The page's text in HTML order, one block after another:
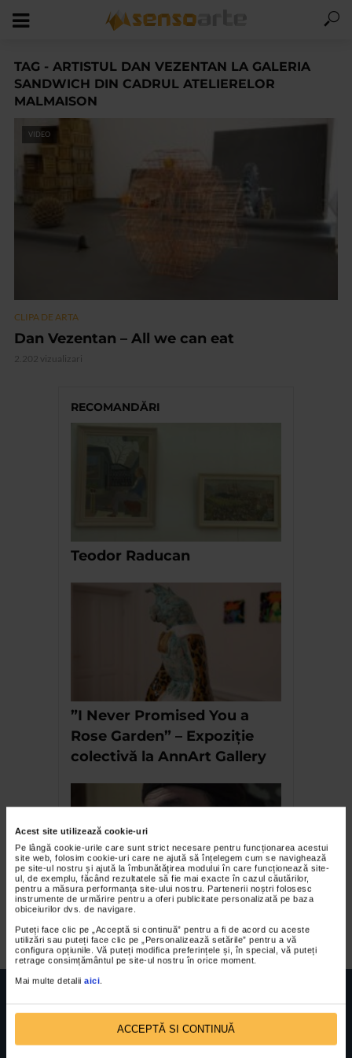
Acest site utilizează cookie-uri
Pe lângă cookie-urile care sunt strict necesare pentru funcționarea acestui
site web, folosim cookie-uri care ne ajută să înțelegem cum se navighează
pe site-ul nostru și ajută la îmbunătățirea modului în care funcționează site-
ul, de exemplu, făcând rezultatele să fie mai exacte în cazul căutărilor,
pentru a măsura performanța site-ului nostru. Partenerii noștri folosesc
instrumente de urmărire pentru a oferi publicitate personalizată pe baza
obiceiurilor dvs. de navigare.
Puteți face clic pe „Acceptă si continuă” pentru a fi de acord cu aceste
utilizări sau puteți face clic pe „Personalizează setările” pentru a vă
configura opțiunile. Vă puteți modifica preferințele și, în special, vă puteți
retrage consimțământul pe site-ul nostru în orice moment.
Mai multe detalii aici
ACCEPTĂ SI CONTINUĂ
TAG - ARTISTUL DAN VEZENTAN LA GALERIA
SANDWICH DIN CADRUL ATELIERELOR
MALMAISON
VIDEO
CLIPA DE ARTA
Dan Vezentan – All we can eat
2.202 vizualizari
RECOMANDĂRI
Teodor Raducan
”I Never Promised You a
Rose Garden” – Expoziție
colectivă la AnnArt Gallery
Remember Gyuri